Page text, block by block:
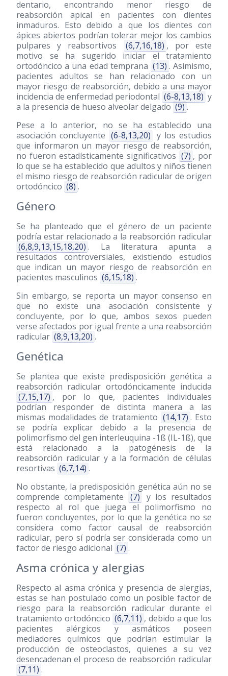
dentario, encontrando menor riesgo de
reabsorción apical en pacientes con dientes
inmaduros. Esto debido a que los dientes con
ápices abiertos podrían tolerar mejor los cambios
pulpares y reabsortivos
(6,7,16,18) , por este
motivo se ha sugerido iniciar el tratamiento
ortodóncico a una edad temprana (13) . Asimismo,
pacientes adultos se han relacionado con un
mayor riesgo de reabsorción, debido a una mayor
incidencia de enfermedad periodontal (6-8,13,18) y
a la presencia de hueso alveolar delgado (9) .
Pese a lo anterior, no se ha establecido una
asociación concluyente (6-8,13,20) y los estudios
que informaron un mayor riesgo de reabsorción,
no fueron estadísticamente significativos (7) , por
lo que se ha establecido que adultos y niños tienen
el mismo riesgo de reabsorción radicular de origen
ortodóncico (8) .
Género
Se ha planteado que el género de un paciente
podría estar relacionado a la reabsorción radicular
(6,8,9,13,15,18,20) . La literatura apunta a
resultados controversiales, existiendo estudios
que indican un mayor riesgo de reabsorción en
pacientes masculinos (6,15,18) .
Sin embargo, se reporta un mayor consenso en
que no existe una asociación consistente y
concluyente, por lo que, ambos sexos pueden
verse afectados por igual frente a una reabsorción
radicular (8,9,13,20) .
Genética
Se plantea que existe predisposición genética a
reabsorción radicular ortodóncicamente inducida
(7,15,17) , por lo que, pacientes individuales
podrían responder de distinta manera a las
mismas modalidades de tratamiento (14,17) . Esto
se podría explicar debido a la presencia de
polimorfismo del gen interleuquina -1ß (IL-1ß), que
está relacionado a la patogénesis de la
reabsorción radicular y a la formación de células
resortivas (6,7,14) .
No obstante, la predisposición genética aún no se
comprende completamente
(7)
y los resultados
respecto al rol que juega el polimorfismo no
fueron concluyentes, por lo que la genética no se
considera como factor causal de reabsorción
radicular, pero sí podría ser considerada como un
factor de riesgo adicional (7) .
Asma crónica y alergias
Respecto al asma crónica y presencia de alergias,
estas se han postulado como un posible factor de
riesgo para la reabsorción radicular durante el
tratamiento ortodóncico (6,7,11) , debido a que los
pacientes alérgicos y asmáticos poseen
mediadores químicos que podrían estimular la
producción de osteoclastos, quienes a su vez
desencadenan el proceso de reabsorción radicular
(7,11) .